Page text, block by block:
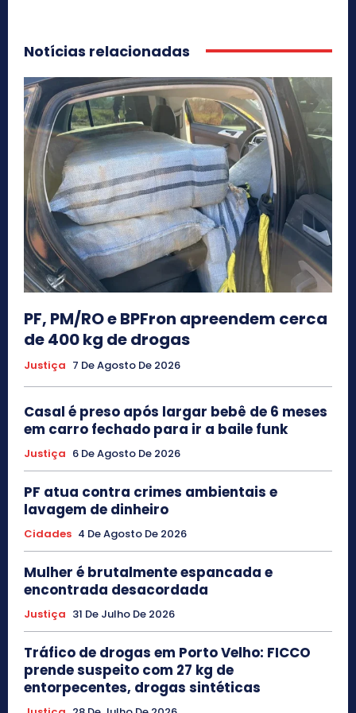
Notícias relacionadas
PF, PM/RO e BPFron apreendem cerca
de 400 kg de drogas
Justiça 7 De Agosto De 2026
Casal é preso após largar bebê de 6 meses
em carro fechado para ir a baile funk
Justiça 6 De Agosto De 2026
PF atua contra crimes ambientais e
lavagem de dinheiro
Cidades 4 De Agosto De 2026
Mulher é brutalmente espancada e
encontrada desacordada
Justiça 31 De Julho De 2026
Tráfico de drogas em Porto Velho: FICCO
prende suspeito com 27 kg de
entorpecentes, drogas sintéticas